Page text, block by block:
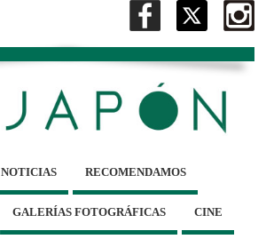
NOTICIAS RECOMENDAMOS
GALERÍAS FOTOGRÁFICAS CINE